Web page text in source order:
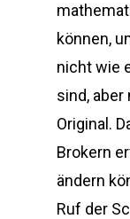
können,
nicht wie
sind,
Original.
Brokern
ändern
Ruf der